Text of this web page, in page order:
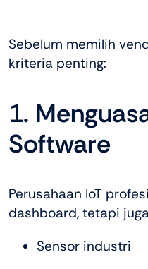
Sebelum memilih
kriteria penting:
1.
Software
Perusahaan IoT
dashboard, tetapi
Sensor industri